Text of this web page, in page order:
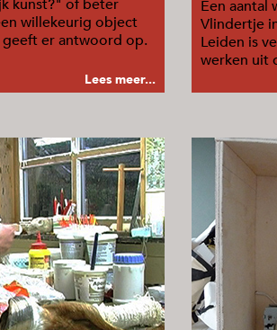
kunst?" of beter
willekeurig object
er antwoord op.
Lees meer...
Een aantal
Vlindertje
Leiden is
werken uit